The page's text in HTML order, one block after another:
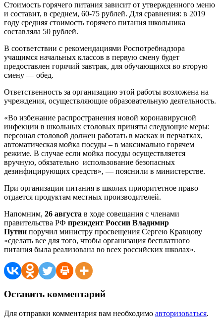
Стоимость горячего питания зависит от утвержденного меню
и составит, в среднем, 60-75 рублей. Для сравнения: в 2019
году средняя стоимость горячего питания школьника
составляла 50 рублей.
В соответствии с рекомендациями Роспотребнадзора
учащимся начальных классов в первую смену будет
предоставлен горячий завтрак, для обучающихся во вторую
смену — обед.
Ответственность за организацию этой работы возложена на
учреждения, осуществляющие образовательную деятельность.
«Во избежание распространения новой коронавирусной
инфекции в школьных столовых приняты следующие меры:
персонал столовой должен работать в масках и перчатках,
автоматическая мойка посуды – в максимально горячем
режиме. В случае если мойка посуды осуществляется
вручную, обязательно использование безопасных
дезинфицирующих средств», — пояснили в министерстве.
При организации питания в школах приоритетное право
отдается продуктам местных производителей.
Напомним, 26 августа в ходе совещания с членами
правительства РФ президент России Владимир
Путин поручил министру просвещения Сергею Кравцову
«сделать все для того, чтобы организация бесплатного
питания была реализована во всех российских школах».
Оставить комментарий
Для отправки комментария вам необходимо авторизоваться.